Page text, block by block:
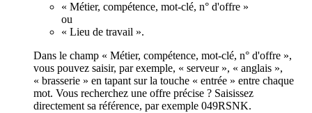
« Métier, compétence, mot-clé, n° d'offre »
ou
« Lieu de travail ».
Dans le champ « Métier, compétence, mot-clé, n° d'offre »,
vous pouvez saisir, par exemple, « serveur », « anglais »,
« brasserie » en tapant sur la touche « entrée » entre chaque
mot. Vous recherchez une offre précise ? Saisissez
directement sa référence, par exemple 049RSNK.